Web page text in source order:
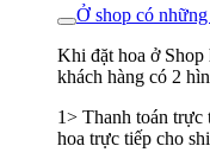
Ở shop có
Khi đặt hoa ở Shop
khách hàng có 2
1> Thanh toán trực
hoa trực tiếp cho